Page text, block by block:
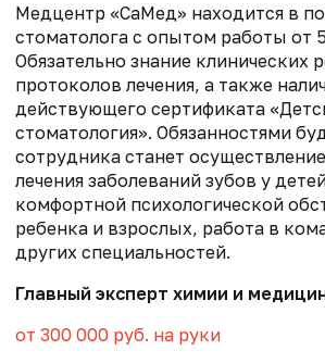
Медцентр «СаМед» находится в
стоматолога с опытом работы от
Обязательно знание клинических
протоколов лечения, а также
действующего сертификата
стоматология». Обязанностями
сотрудника станет
лечения заболеваний зубов у
комфортной психологической
ребенка и взрослых, работа в
других специальностей.
Главный эксперт химии и
от 300 000 руб. на руки